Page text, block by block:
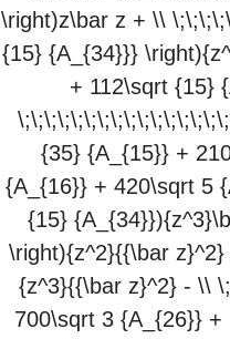
\right)z\bar z + \\
{15} {A_{34}}}
+ 112\sqrt {15}
{35} {A_{15}} +
{A_{16}} + 420\sqrt 5
{15}
\right){z^2}{{\bar
{z^3}{{\bar z}^2} - \\
700\sqrt 3 {A_{26}}